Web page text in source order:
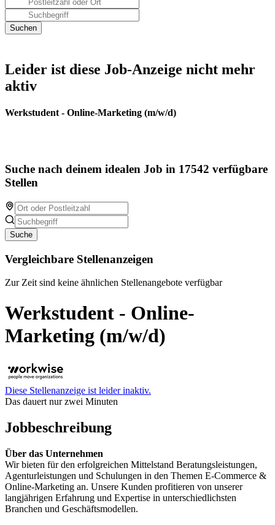
Leider ist diese Job-Anzeige nicht mehr
aktiv
Werkstudent - Online-Marketing (m/w/d)
Suche nach deinem idealen Job in 17542 verfügbare
Stellen
Suche
Vergleichbare Stellenanzeigen
Zur Zeit sind keine ähnlichen Stellenangebote verfügbar
Werkstudent - Online-
Marketing (m/w/d)
Diese Stellenanzeige ist leider inaktiv.
Das dauert nur zwei Minuten
Jobbeschreibung
Über das Unternehmen
Wir bieten für den erfolgreichen Mittelstand Beratungsleistungen,
Agenturleistungen und Schulungen in den Themen E-Commerce &
Online-Marketing an. Unsere Kunden profitieren von unserer
langjährigen Erfahrung und Expertise in unterschiedlichsten
Branchen und Geschäftsmodellen.